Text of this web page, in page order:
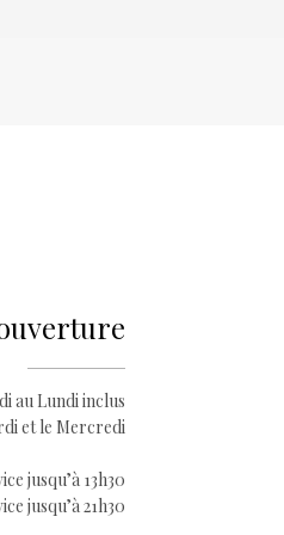
au Lundi inclus
et le Mercredi
jusqu’à 13h30
jusqu’à 21h30